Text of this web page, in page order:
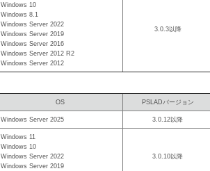
Windows 10
Windows 8.1
Windows Server 2022
Windows Server 2019
Windows Server 2016
Windows Server 2012 R2
Windows Server 2012
3.0.3以降
OS PSLADバージョン
Windows Server 2025 3.0.12以降
Windows 11
Windows 10
Windows Server 2022
Windows Server 2019
3.0.10以降